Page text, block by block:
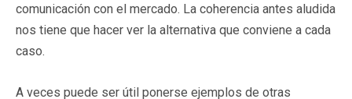
comunicación con el mercado. La coherencia antes aludida
nos tiene que hacer ver la alternativa que conviene a cada
caso.
A veces puede ser útil ponerse ejemplos de otras